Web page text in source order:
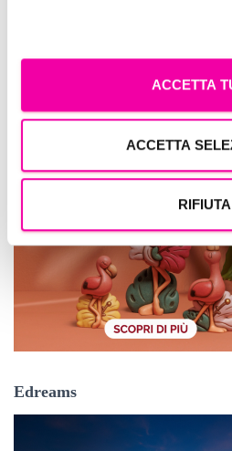
ACCETTA
ACCETTA
RIFIUTA
Edreams